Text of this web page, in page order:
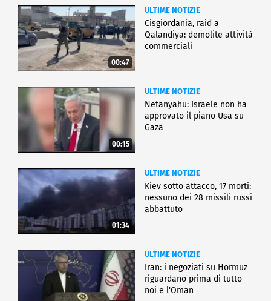
00:47
ULTIME NOTIZIE
Cisgiordania, raid a
Qalandiya: demolite attività
commerciali
00:15
ULTIME NOTIZIE
Netanyahu: Israele non ha
approvato il piano Usa su
Gaza
01:34
ULTIME NOTIZIE
Kiev sotto attacco, 17 morti:
nessuno dei 28 missili russi
abbattuto
ULTIME NOTIZIE
Iran: i negoziati su Hormuz
riguardano prima di tutto
noi e l'Oman